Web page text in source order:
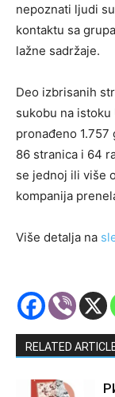
nepoznati ljudi
kontaktu sa
lažne sadržaje.
Deo izbrisanih
sukobu na
pronađeno 1.757
86 stranica i 64
se jednoj ili više
kompanija
Više detalja na
RELATED